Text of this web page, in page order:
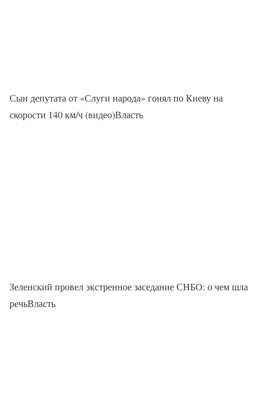
Сын депутата от «Слуги народа» гонял по Киеву на
скорости 140 км/ч (видео)Власть
Зеленский провел экстренное заседание СНБО: о чем шла
речьВласть